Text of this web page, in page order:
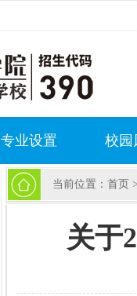
专业设置 校园
当前位置： 首页
关于